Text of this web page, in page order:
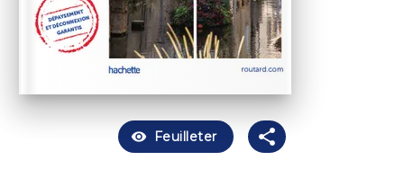
visibility Feuilleter